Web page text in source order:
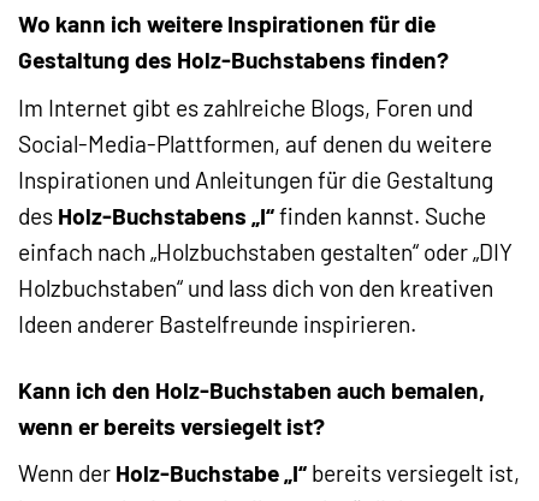
Wo kann ich weitere Inspirationen für die
Gestaltung des Holz-Buchstabens finden?
Im Internet gibt es zahlreiche Blogs, Foren und
Social-Media-Plattformen, auf denen du weitere
Inspirationen und Anleitungen für die Gestaltung
des Holz-Buchstabens „I“finden kannst. Suche
einfach nach „Holzbuchstaben gestalten“ oder „DIY
Holzbuchstaben“ und lass dich von den kreativen
Ideen anderer Bastelfreunde inspirieren.
Kann ich den Holz-Buchstaben auch bemalen,
wenn er bereits versiegelt ist?
Wenn der Holz-Buchstabe „I“ bereits versiegelt ist,